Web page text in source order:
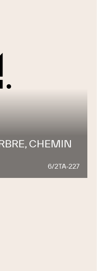
CHEMIN
6/2TA-227